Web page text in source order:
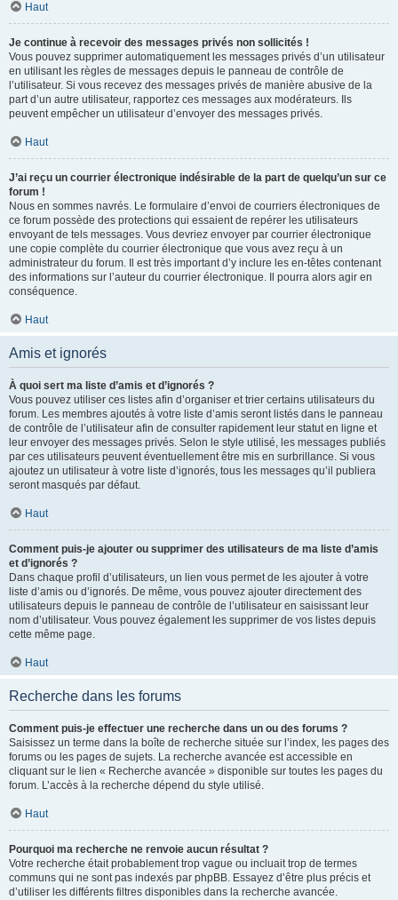
Haut
Je continue à recevoir des messages privés non sollicités !
Vous pouvez supprimer automatiquement les messages privés d’un utilisateur
en utilisant les règles de messages depuis le panneau de contrôle de
l’utilisateur. Si vous recevez des messages privés de manière abusive de la
part d’un autre utilisateur, rapportez ces messages aux modérateurs. Ils
peuvent empêcher un utilisateur d’envoyer des messages privés.
Haut
J’ai reçu un courrier électronique indésirable de la part de quelqu’un sur ce
forum !
Nous en sommes navrés. Le formulaire d’envoi de courriers électroniques de
ce forum possède des protections qui essaient de repérer les utilisateurs
envoyant de tels messages. Vous devriez envoyer par courrier électronique
une copie complète du courrier électronique que vous avez reçu à un
administrateur du forum. Il est très important d’y inclure les en-têtes contenant
des informations sur l’auteur du courrier électronique. Il pourra alors agir en
conséquence.
Haut
Amis et ignorés
À quoi sert ma liste d’amis et d’ignorés ?
Vous pouvez utiliser ces listes afin d’organiser et trier certains utilisateurs du
forum. Les membres ajoutés à votre liste d’amis seront listés dans le panneau
de contrôle de l’utilisateur afin de consulter rapidement leur statut en ligne et
leur envoyer des messages privés. Selon le style utilisé, les messages publiés
par ces utilisateurs peuvent éventuellement être mis en surbrillance. Si vous
ajoutez un utilisateur à votre liste d’ignorés, tous les messages qu’il publiera
seront masqués par défaut.
Haut
Comment puis-je ajouter ou supprimer des utilisateurs de ma liste d’amis
et d’ignorés ?
Dans chaque profil d’utilisateurs, un lien vous permet de les ajouter à votre
liste d’amis ou d’ignorés. De même, vous pouvez ajouter directement des
utilisateurs depuis le panneau de contrôle de l’utilisateur en saisissant leur
nom d’utilisateur. Vous pouvez également les supprimer de vos listes depuis
cette même page.
Haut
Recherche dans les forums
Comment puis-je effectuer une recherche dans un ou des forums ?
Saisissez un terme dans la boîte de recherche située sur l’index, les pages des
forums ou les pages de sujets. La recherche avancée est accessible en
cliquant sur le lien « Recherche avancée » disponible sur toutes les pages du
forum. L’accès à la recherche dépend du style utilisé.
Haut
Pourquoi ma recherche ne renvoie aucun résultat ?
Votre recherche était probablement trop vague ou incluait trop de termes
communs qui ne sont pas indexés par phpBB. Essayez d’être plus précis et
d’utiliser les différents filtres disponibles dans la recherche avancée.